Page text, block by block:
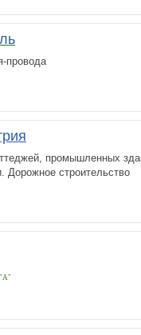
провода
промышленных
Дорожное строительство